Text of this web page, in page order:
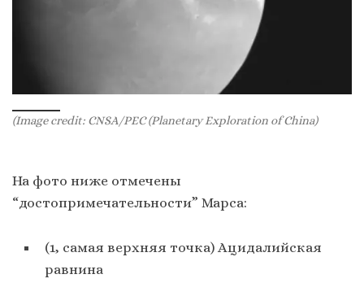
(Image credit: CNSA/PEC (Planetary Exploration of China)
На фото ниже отмечены
“достопримечательности” Марса:
(1, самая верхняя точка) Ацидалийская
равнина